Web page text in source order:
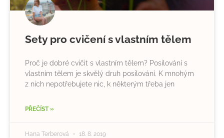
Sety pro cvičení s vlastním tělem
Proč je dobré cvičit s vlastním tělem? Posilování s
vlastním tělem je skvělý druh posilování. K mnohým
z nich nepotřebujete nic, k některým třeba jen
PŘEČÍST »
Hana Terberová 18. 8. 2019